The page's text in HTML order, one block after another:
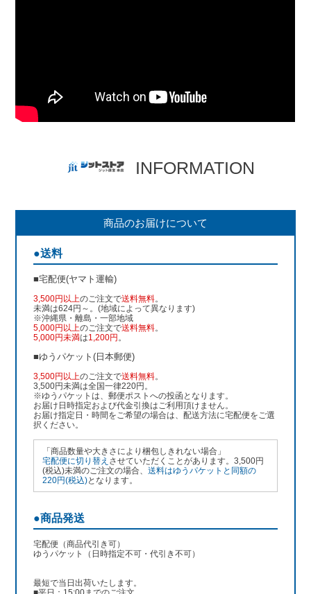
INFORMATION
商品のお届けについて
●送料
■宅配便(ヤマト運輸)
3,500円以上のご注文で送料無料。
未満は624円～。(地域によって異なります)
※沖縄県・離島・一部地域
5,000円以上のご注文で送料無料。
5,000円未満は1,200円 。
■ゆうパケット(日本郵便)
3,500円以上のご注文で送料無料。
3,500円未満は全国一律220円。
※ゆうパケットは、郵便ポストへの投函となります。
お届け日時指定および代金引換はご利用頂けません。
お届け指定日・時間をご希望の場合は、配送方法に宅配便をご選
択ください。
「商品数量や大きさにより梱包しきれない場合」
宅配便に切り替え させていただくことがあります。3,500円
(税込)未満のご注文の場合、送料はゆうパケットと同額の
220円(税込)となります。
●商品発送
宅配便（商品代引き可）
ゆうパケット（日時指定不可・代引き不可）
最短で当日出荷いたします。